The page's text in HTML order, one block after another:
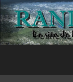
Aller
au
contenu